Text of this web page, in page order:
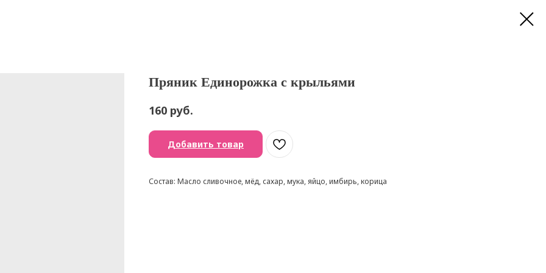
Пряник Единорожка с крыльями
160 руб.
Добавить товар
Состав: Масло сливочное, мёд, сахар, мука, яйцо, имбирь, корица